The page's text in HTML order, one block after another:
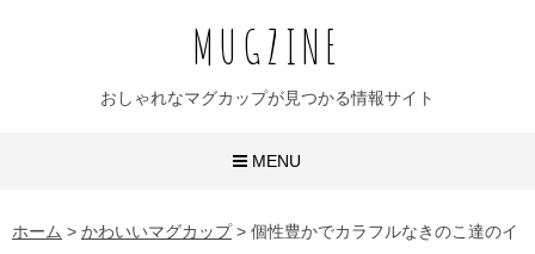
MUGZINE
おしゃれなマグカップが見つかる情報サイト
MENU
おしゃれなマグカップ
ホーム > かわいいマグカップ> 個性豊かでカラフルなきのこ達のイ